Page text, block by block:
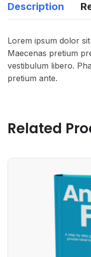
Description
Lorem ipsum dolor
Maecenas pretium
vestibulum libero.
pretium ante.
Related